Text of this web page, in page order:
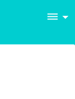
dehaze